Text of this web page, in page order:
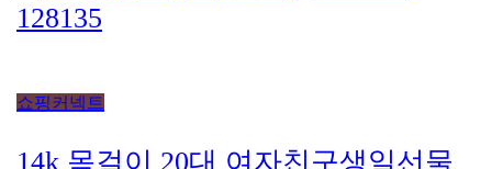
128135
쇼핑커넥트
14k 목걸이 20대 여자친구생일선물